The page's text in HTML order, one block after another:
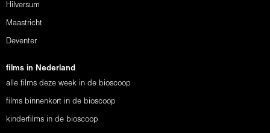
Hilversum
Maastricht
Deventer
films in Nederland
alle films deze week in de bioscoop
films binnenkort in de bioscoop
kinderfilms in de bioscoop